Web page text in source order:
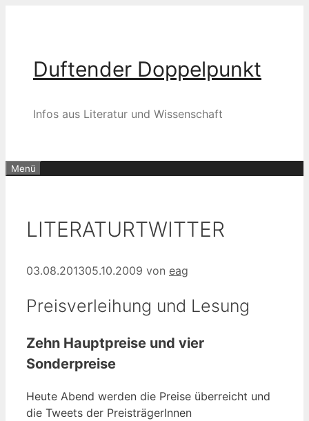
Duftender Doppelpunkt
Infos aus Literatur und Wissenschaft
Menü
LITERATURTWITTER
03.08.201305.10.2009 von eag
Preisverleihung und Lesung
Zehn Hauptpreise und vier
Sonderpreise
Heute Abend werden die Preise überreicht und
die Tweets der PreisträgerInnen